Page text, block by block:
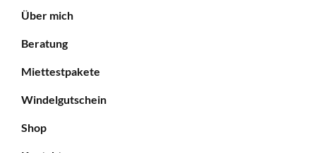
Über mich
Beratung
Miettestpakete
Windelgutschein
Shop